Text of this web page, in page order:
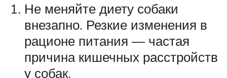
Не меняйте диету собаки
внезапно. Резкие изменения в
рационе питания — частая
причина кишечных расстройств
у собак.